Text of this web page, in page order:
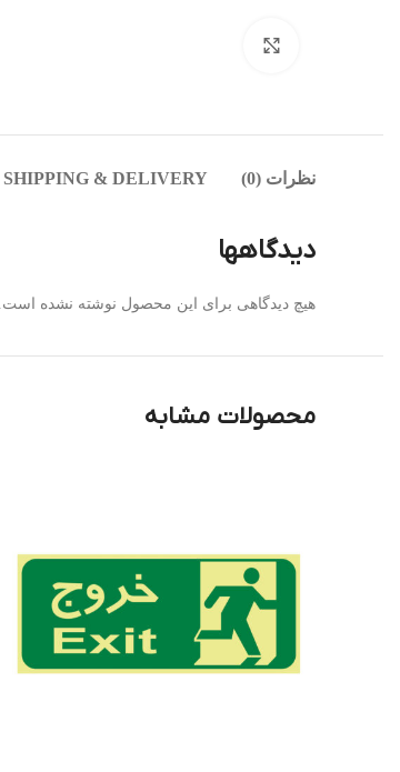
نظرات (0) SHIPPING & DELIVERY
دیدگاهها
هیچ دیدگاهی برای این محصول نوشته نشده است.
محصولات مشابه